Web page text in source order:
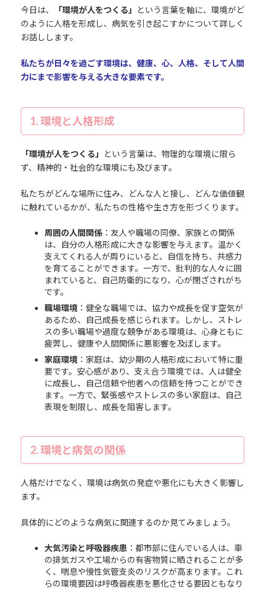
今日は、 「環境が人をつくる」
という言葉を軸に、環境がど
のように人格を形成し、病気を引き起こすかについて詳しく
お話しします。
私たちが日々を過ごす環境は、健康、心、人格、そして人間
力にまで影響を与える大きな要素です。
1. 環境と人格形成
「環境が人をつくる」
という言葉は、物理的な環境に限ら
ず、精神的・社会的な環境にも及びます。
私たちがどんな場所に住み、どんな人と接し、どんな価値観
に触れているかが、私たちの性格や生き方を形づくります。
周囲の人間関係：友人や職場の同僚、家族との関係
は、自分の人格形成に大きな影響を与えます。温かく
支えてくれる人が周りにいると、自信を持ち、共感力
を育てることができます。一方で、批判的な人々に囲
まれていると、自己防衛的になり、心が閉ざされがち
です。
職場環境：健全な職場では、協力や成長を促す空気が
あるため、自己成長を感じられます。しかし、ストレ
スの多い職場や過度な競争がある環境は、心身ともに
疲弊し、健康や人間関係に悪影響を及ぼします。
家庭環境：家庭は、幼少期の人格形成において特に重
要です。安心感があり、支え合う環境では、人は健全
に成長し、自己信頼や他者への信頼を持つことができ
ます。一方で、緊張感やストレスの多い家庭は、自己
表現を制限し、成長を阻害します。
2. 環境と病気の関係
人格だけでなく、環境は病気の発症や悪化にも大きく影響し
ます。
具体的にどのような病気に関連するのか見てみましょう。
大気汚染と呼吸器疾患 ：都市部に住んでいる人は、車
の排気ガスや工場からの有害物質に晒されることが多
く、喘息や慢性気管支炎のリスクが高まります。これ
らの環境要因は呼吸器疾患を悪化させる要因ともなり